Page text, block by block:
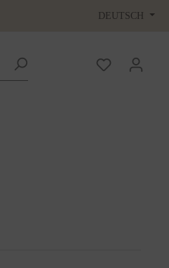
DEUTSCH